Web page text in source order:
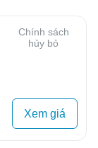
Chính sách
hủy bỏ
Xem giá